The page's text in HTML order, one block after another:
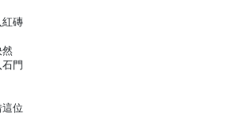
磚
然
門
位